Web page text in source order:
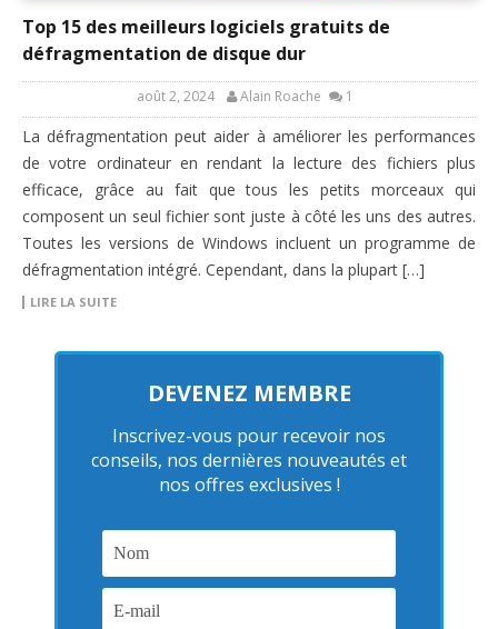
Top 15 des meilleurs logiciels gratuits de
défragmentation de disque dur
août 2, 2024 Alain Roache 1
La défragmentation peut aider à améliorer les performances
de votre ordinateur en rendant la lecture des fichiers plus
efficace, grâce au fait que tous les petits morceaux qui
composent un seul fichier sont juste à côté les uns des autres.
Toutes les versions de Windows incluent un programme de
défragmentation intégré. Cependant, dans la plupart […]
LIRE LA SUITE
DEVENEZ MEMBRE
Inscrivez-vous pour recevoir nos
conseils, nos dernières nouveautés et
nos offres exclusives !